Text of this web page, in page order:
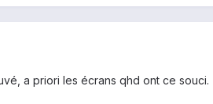
a priori les écrans qhd ont ce souci.